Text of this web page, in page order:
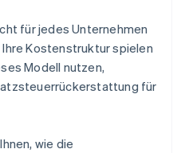
für jedes Unternehmen
Kostenstruktur spielen
Modell nutzen,
für
wie die